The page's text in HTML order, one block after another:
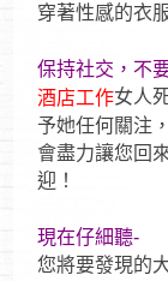
穿著性感的衣
保持社交，不
酒店工作女人
予她任何關注
會盡力讓您回
迎！
現在仔細聽-
您將要發現的